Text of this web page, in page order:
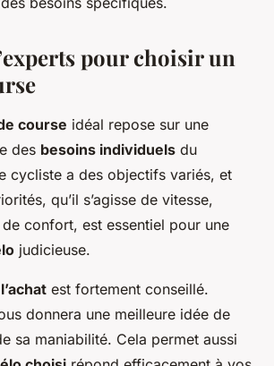
pour choisir un
course idéal repose sur une
des besoins individuels du
cycliste a des objectifs variés, et
qu’il s’agisse de vitesse,
de confort, est essentiel pour une
judicieuse.
est fortement conseillé.
donnera une meilleure idée de
sa maniabilité. Cela permet aussi